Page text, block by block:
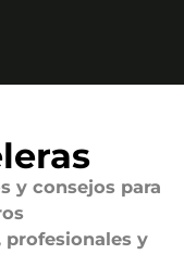
y consejos para
profesionales y